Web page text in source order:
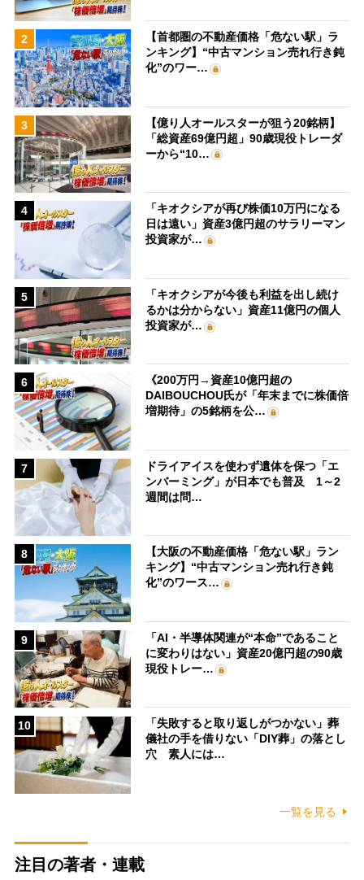
2
【首都圏の不動産価格「危ない駅」ラ
ンキング】“中古マンション売れ行き鈍
化”のワー…
3
【億り人オールスターが狙う20銘柄】
「総資産69億円超」90歳現役トレーダ
ーから“10…
4
「キオクシアが再び株価10万円になる
日は遠い」資産3億円超のサラリーマン
投資家が…
5
「キオクシアが今後も利益を出し続け
るかは分からない」資産11億円の個人
投資家が…
6
《200万円→資産10億円超の
DAIBOUCHOU氏が「年末までに株価倍
増期待」の5銘柄を公…
7
ドライアイスを使わず遺体を保つ「エ
ンバーミング」が日本でも普及 1～2
週間は問…
8
【大阪の不動産価格「危ない駅」ラン
キング】“中古マンション売れ行き鈍
化”のワース…
9
「AI・半導体関連が“本命”であること
に変わりはない」資産20億円超の90歳
現役トレー…
10
「失敗すると取り返しがつかない」葬
儀社の手を借りない「DIY葬」の落とし
穴 素人には…
一覧を見る
注目の著者・連載